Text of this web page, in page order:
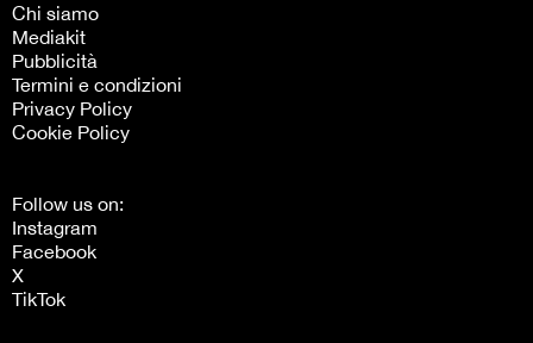
Chi siamo
Mediakit
Pubblicità
Termini e condizioni
Privacy Policy
Cookie Policy
Follow us on:
Instagram
Facebook
X
TikTok